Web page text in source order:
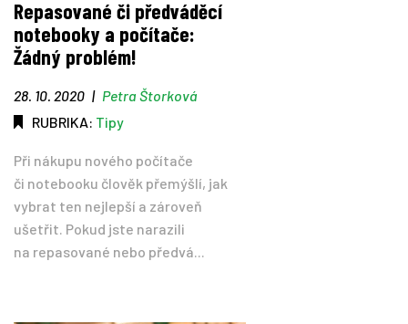
Tipy
Časopis
Repasované či předváděcí
notebooky a počítače:
Žádný problém!
28. 10. 2020 | Petra Štorková
RUBRIKA: Tipy
Při nákupu nového počítače
či notebooku člověk přemýšlí, jak
vybrat ten nejlepší a zároveň
ušetřit. Pokud jste narazili
na repasované nebo předvá...